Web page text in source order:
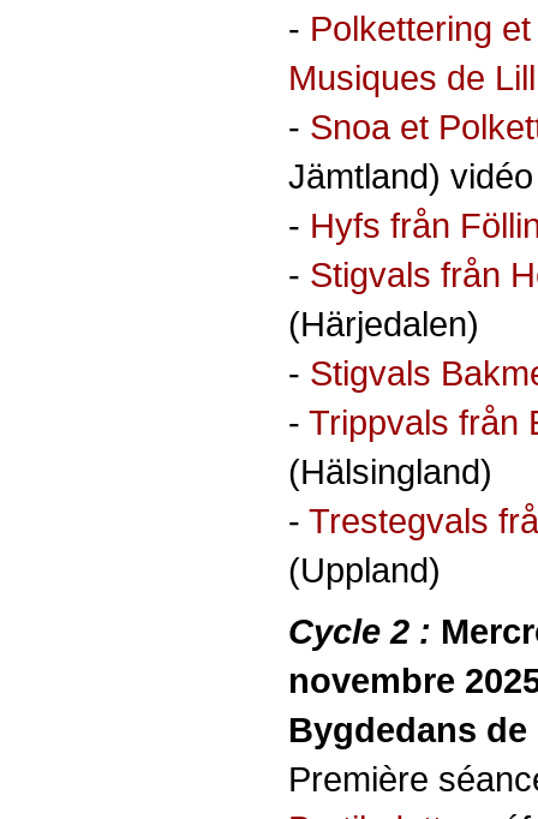
- Polkettering
Musiques de
- Snoa et
Jämtland) vidéo
- Hyfs från
- Stigvals från
(Härjedalen)
- Stigvals
- Trippvals från
(Hälsingland)
- Trestegvals
(Uppland)
Cycle 2 :
novembre
Bygdedans
Première